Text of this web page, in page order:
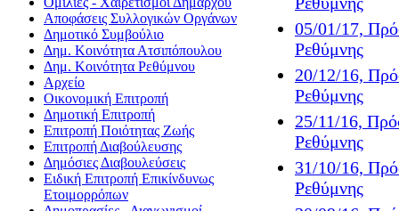
Αποφάσεις Συλλογικών Οργάνων
Δημοτικό Συμβούλιο
Δημ. Κοινότητα Ατσιπόπουλου
Δημ. Κοινότητα Ρεθύμνου
Αρχείο
Οικονομική Επιτροπή
Δημοτική Επιτροπή
Επιτροπή Ποιότητας Ζωής
Επιτροπή Διαβούλευσης
Δημόσιες Διαβουλεύσεις
Ειδική Επιτροπή Επικίνδυνως
Ετοιμορρόπων
05/01/17,
Ρεθύμνης
20/12/16,
Ρεθύμνης
25/11/16,
Ρεθύμνης
31/10/16,
Ρεθύμνης